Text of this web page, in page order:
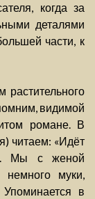
когда за
деталями
части, к
видимой
романе. В
читаем: «Идёт
Мы с женой
муки,
в